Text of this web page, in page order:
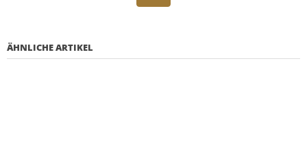
ÄHNLICHE ARTIKEL